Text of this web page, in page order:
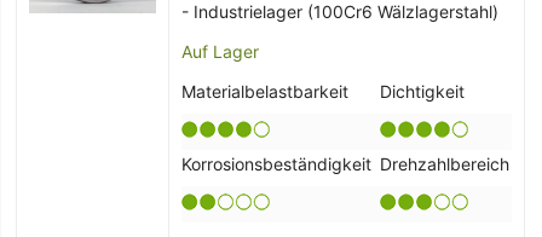
- Industrielager (100Cr6 Wälzlagerstahl)
Auf Lager
Materialbelastbarkeit
Dichtigkeit
Korrosionsbeständigkeit Drehzahlbereich